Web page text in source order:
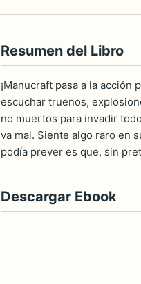
Resumen del Libro
¡Manucraft pasa a la
escuchar truenos,
no muertos para invadir
va mal. Siente algo raro en
podía prever es que, sin
Descargar Ebook